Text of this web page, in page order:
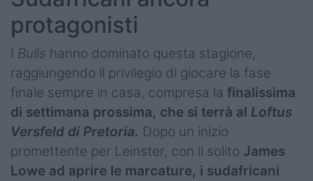
protagonisti
I Bulls hanno dominato questa stagione,
raggiungendo il privilegio di giocare la fase
finale sempre in casa, compresa la finalissima
di settimana prossima, che si terrà al Loftus
Versfeld di Pretoria. Dopo un inizio
promettente per Leinster, con il solito James
Lowe ad aprire le marcature, i sudafricani